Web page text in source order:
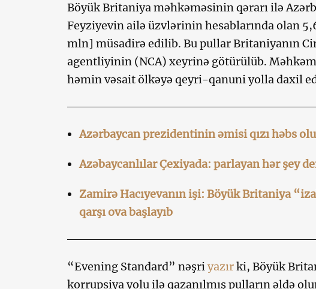
Böyük Britaniya məhkəməsinin qərarı ilə
Feyziyevin ailə üzvlərinin hesablarında olan
mln] müsadirə edilib. Bu pullar Britaniyanın
agentliyinin (NCA) xeyrinə götürülüb.
həmin vəsait ölkəyə qeyri-qanuni yolla daxil
Azərbaycan prezidentinin əmisi qızı həbs
Azəbaycanlılar Çexiyada: parlayan hər şey
Zamirə Hacıyevanın işi: Böyük Britaniya
qarşı ova başlayıb
“Evening Standard” nəşriyazırki, Böyük
korrupsiya yolu ilə qazanılmış pulların əldə